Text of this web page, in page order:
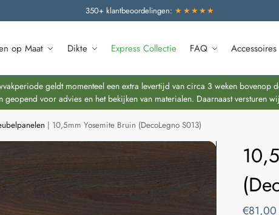
350+ klantbeoordelingen: ★★★★★
op Maat Dikte Express Collectie FAQ Accessoires
geldt momenteel een extra levertijd van circa 3 weken bovenop
voor advies en het bekijken van materialen. Daarnaast versturen
| 10,5mm Yosemite Bruin (DecoLegno S013)
€81,00